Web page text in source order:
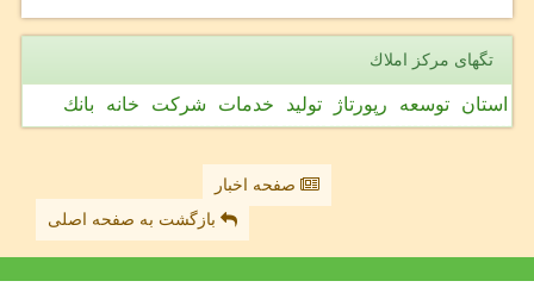
تگهای مركز املاك
استان توسعه رپورتاژ تولید خدمات شركت خانه بانك
صفحه اخبار
بازگشت به صفحه اصلی